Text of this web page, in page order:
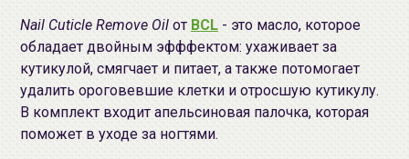
Nail Cuticle Remove Oil от BCL - это масло, которое
обладает двойным эфффектом: ухаживает за
кутикулой, смягчает и питает, а также потомогает
удалить ороговевшие клетки и отросшую кутикулу.
В комплект входит апельсиновая палочка, которая
поможет в уходе за ногтями.